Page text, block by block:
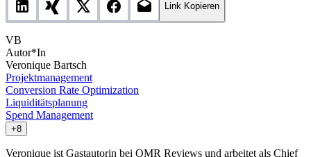
Link Kopieren
VB
Autor*In
Veronique Bartsch
Projektmanagement
Conversion Rate Optimization
Liquiditätsplanung
Spend Management
+8
Veronique ist Gastautorin bei OMR Reviews und arbeitet als Chief